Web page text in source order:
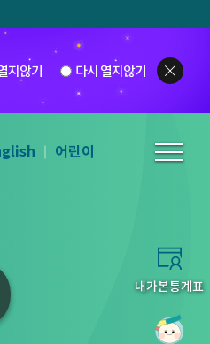
지않기 다시 열지않기
어린이
내가본통계표